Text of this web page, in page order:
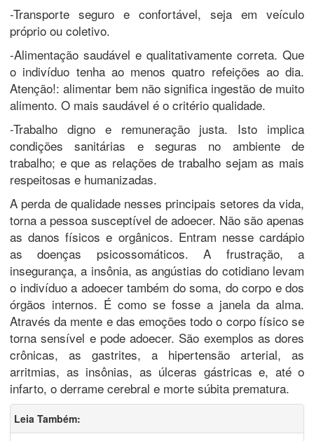
-Transporte seguro e confortável, seja em veículo
próprio ou coletivo.
-Alimentação saudável e qualitativamente correta. Que
o indivíduo tenha ao menos quatro refeições ao dia.
Atenção!: alimentar bem não significa ingestão de muito
alimento. O mais saudável é o critério qualidade.
-Trabalho digno e remuneração justa. Isto implica
condições sanitárias e seguras no ambiente de
trabalho; e que as relações de trabalho sejam as mais
respeitosas e humanizadas.
A perda de qualidade nesses principais setores da vida,
torna a pessoa susceptível de adoecer. Não são apenas
as danos físicos e orgânicos. Entram nesse cardápio
as doenças psicossomáticos. A frustração, a
insegurança, a insônia, as angústias do cotidiano levam
o indivíduo a adoecer também do soma, do corpo e dos
órgãos internos. É como se fosse a janela da alma.
Através da mente e das emoções todo o corpo físico se
torna sensível e pode adoecer. São exemplos as dores
crônicas, as gastrites, a hipertensão arterial, as
arritmias, as insônias, as úlceras gástricas e, até o
infarto, o derrame cerebral e morte súbita prematura.
Leia Também: